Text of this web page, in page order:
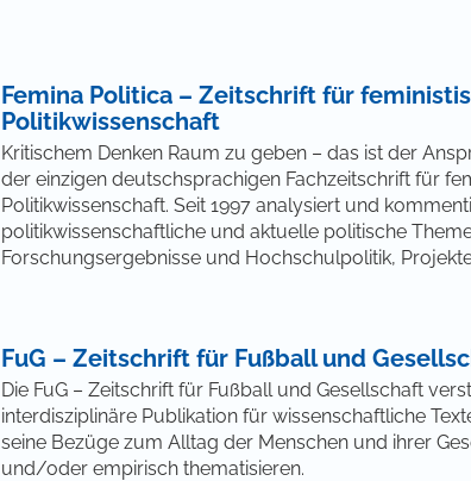
Femina Politica – Zeitschrift für
Politikwissenschaft
Kritischem Denken Raum zu geben – das ist der
der einzigen deutschsprachigen Fachzeitschrift für
Politikwissenschaft. Seit 1997 analysiert und
politikwissenschaftliche und aktuelle politische
Forschungsergebnisse und Hochschulpolitik,
FuG – Zeitschrift für Fußball und
Die FuG – Zeitschrift für Fußball und Gesellschaft
interdisziplinäre Publikation für wissenschaftliche
seine Bezüge zum Alltag der Menschen und ihrer
und/oder empirisch thematisieren.